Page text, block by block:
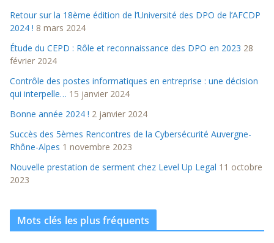
Retour sur la 18ème édition de l’Université des DPO de l’AFCDP
2024 ! 8 mars 2024
Étude du CEPD : Rôle et reconnaissance des DPO en 2023 28
février 2024
Contrôle des postes informatiques en entreprise : une décision
qui interpelle… 15 janvier 2024
Bonne année 2024 ! 2 janvier 2024
Succès des 5èmes Rencontres de la Cybersécurité Auvergne-
Rhône-Alpes 1 novembre 2023
Nouvelle prestation de serment chez Level Up Legal 11 octobre
2023
Mots clés les plus fréquents